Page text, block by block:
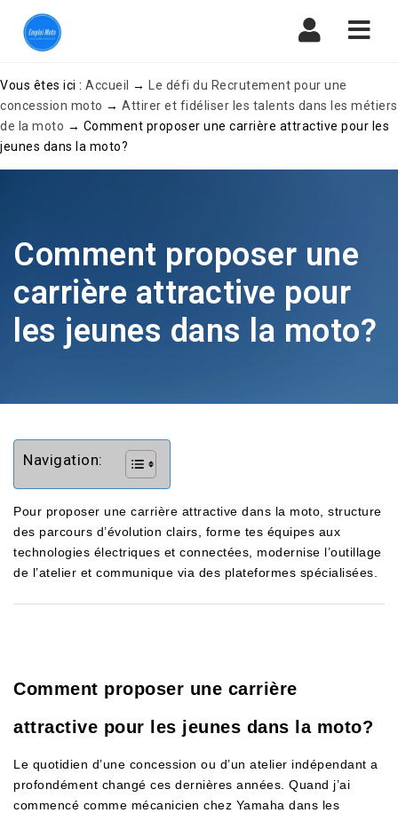
Vous êtes ici : Accueil →
Le défi du Recrutement pour une
concession moto → Attirer et fidéliser les talents dans les métiers
de la moto → Comment proposer une carrière attractive pour les
jeunes dans la moto?
Comment proposer une
carrière attractive pour
les jeunes dans la moto?
Navigation:
Pour proposer une carrière attractive dans la moto, structure
des parcours d’évolution clairs, forme tes équipes aux
technologies électriques et connectées, modernise l’outillage
de l’atelier et communique via des plateformes spécialisées.
Comment proposer une carrière
attractive pour les jeunes dans la moto?
Le quotidien d’une concession ou d’un atelier indépendant a
profondément changé ces dernières années. Quand j’ai
commencé comme mécanicien chez Yamaha dans les